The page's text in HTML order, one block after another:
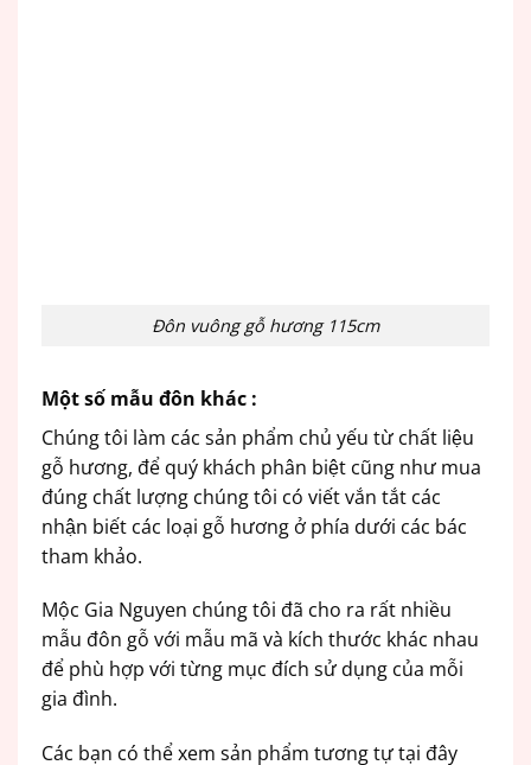
Đôn vuông gỗ hương 115cm
Một số mẫu đôn khác :
Chúng tôi làm các sản phẩm chủ yếu từ chất liệu
gỗ hương, để quý khách phân biệt cũng như mua
đúng chất lượng chúng tôi có viết vắn tắt các
nhận biết các loại gỗ hương ở phía dưới các bác
tham khảo.
Mộc Gia Nguyen chúng tôi đã cho ra rất nhiều
mẫu đôn gỗ với mẫu mã và kích thước khác nhau
để phù hợp với từng mục đích sử dụng của mỗi
gia đình.
Các bạn có thể xem sản phẩm tương tự tại đây